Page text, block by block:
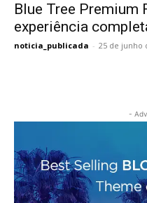
Blue Tree Premium
experiência
noticia_publicada - 25 de junho
-